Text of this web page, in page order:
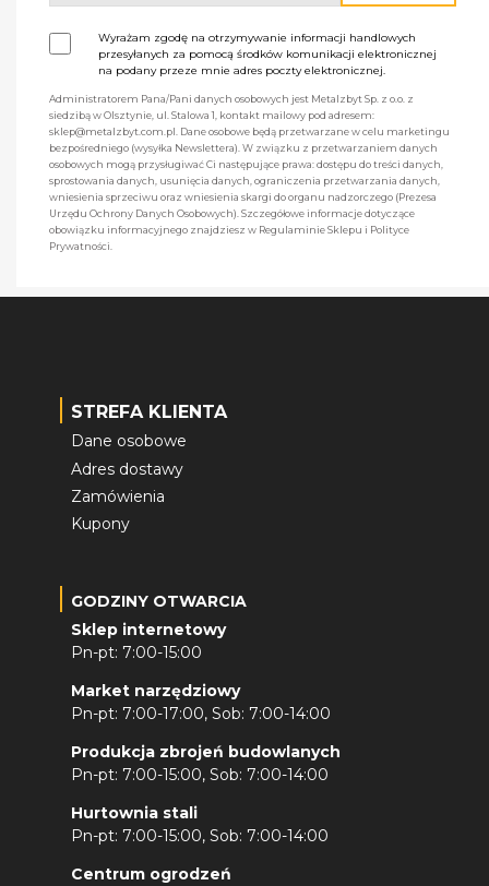
Wyrażam zgodę na otrzymywanie informacji handlowych
przesyłanych za pomocą środków komunikacji elektronicznej
na podany przeze mnie adres poczty elektronicznej.
Administratorem Pana/Pani danych osobowych jest Metalzbyt Sp. z o.o. z
siedzibą w Olsztynie, ul. Stalowa 1, kontakt mailowy pod adresem:
sklep@metalzbyt.com.pl. Dane osobowe będą przetwarzane w celu marketingu
bezpośredniego (wysyłka Newslettera). W związku z przetwarzaniem danych
osobowych mogą przysługiwać Ci następujące prawa: dostępu do treści danych,
sprostowania danych, usunięcia danych, ograniczenia przetwarzania danych,
wniesienia sprzeciwu oraz wniesienia skargi do organu nadzorczego (Prezesa
Urzędu Ochrony Danych Osobowych). Szczegółowe informacje dotyczące
obowiązku informacyjnego znajdziesz w Regulaminie Sklepu i Polityce
Prywatności.
STREFA KLIENTA
Dane osobowe
Adres dostawy
Zamówienia
Kupony
GODZINY OTWARCIA
Sklep internetowy
Pn-pt: 7:00-15:00
Market narzędziowy
Pn-pt: 7:00-17:00, Sob: 7:00-14:00
Produkcja zbrojeń budowlanych
Pn-pt: 7:00-15:00, Sob: 7:00-14:00
Hurtownia stali
Pn-pt: 7:00-15:00, Sob: 7:00-14:00
Centrum ogrodzeń